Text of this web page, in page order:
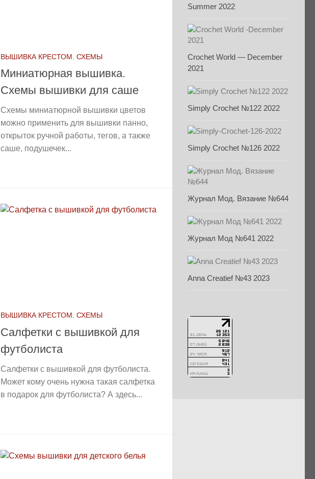
ВЫШИВКА КРЕСТОМ. СХЕМЫ
Миниатюрная вышивка.
Схемы вышивки для саше
Схемы миниатюрной вышивки цветов
можно применить для вышивки панно,
открыток ручной работы, тегов, а также
саше, подушечек...
ВЫШИВКА КРЕСТОМ. СХЕМЫ
Салфетки с вышивкой для
футболиста
Салфетки с вышивкой для футболиста.
Может кому очень нужна такая салфетка
в подарок для футболиста? А здесь...
Summer 2022
Crochet World — December
2021
Simply Crochet №122 2022
Simply Crochet №126 2022
Журнал Мод. Вязание №644
Журнал Мод №641 2022
Anna Creatief №43 2023